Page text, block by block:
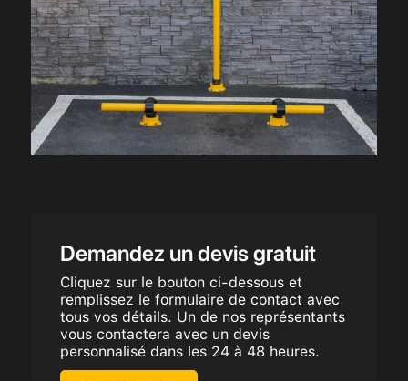
Demandez un devis gratuit
Cliquez sur le bouton ci-dessous et
remplissez le formulaire de contact avec
tous vos détails. Un de nos représentants
vous contactera avec un devis
personnalisé dans les 24 à 48 heures.